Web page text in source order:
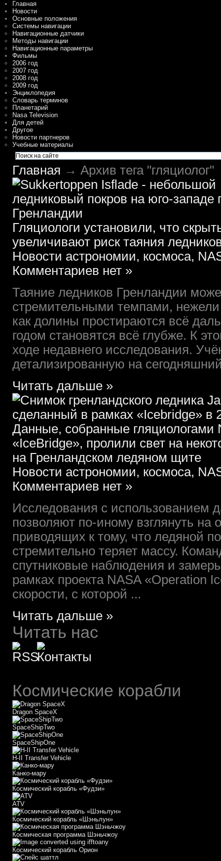
Главная
Новости
Основные положения
Системы навигации
Навигационные датчики
Методы навигации
Навигационные параметры
Фильмы
2006 год
2007 год
2008 год
2009 год
Энциклопедия
Словарь терминов
Планетарий
Nasa Television
Для детей
Другое
Новости партнеров
Учебные материалы
Главная → Архив тега "гляциолог"
Гляциологи установили, что
увеличивают риск таяния
Новости астрономии, космоса,
Комментариев нет »
Таяние ледников Гренландии
стремительными темпами, нежели
как долины простираются всё
годом становятся всё глубже. К
ходе недавнего исследования.
детализированную на
Читать дальше »
Данные, собранные гляциологами
«IceBridge», пролили свет на
на Гренландском ледяном щите
Новости астрономии, космоса,
Комментариев нет »
Исследования с использованием
позволяют по-иному взглянуть на
приводящих к тому, что ледяной
стремительно теряет массу.
спутниковые наблюдения и
рамках проекта NASA «Operation
скорости, с которой ...
Читать дальше »
Читать нас
Космические корабли
Dragon SpaceX
SpaceShipTwo
SpaceShipOne
H-II Transfer Vehicle
Канко-мару
Космический корабль «Фудзи»
АТV
Космический корабль «Шэньлун»
Космическая программа Шэньчжоу
Космический корабль Орион